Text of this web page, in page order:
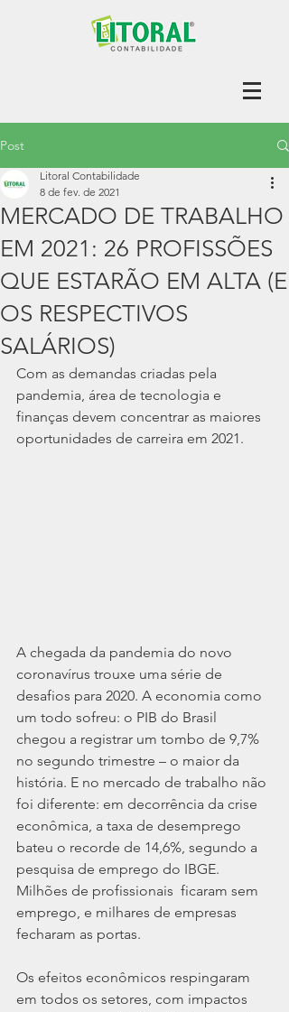
Post
MERCADO DE TRABALHO
EM 2021: 26 PROFISSÕES
QUE ESTARÃO EM ALTA (E
OS RESPECTIVOS
SALÁRIOS)
Litoral Contabilidade
8 de fev. de 2021
Com as demandas criadas pela
pandemia, área de tecnologia e
finanças devem concentrar as maiores
oportunidades de carreira em 2021.
A chegada da pandemia do novo
coronavírus trouxe uma série de
desafios para 2020. A economia como
um todo sofreu: o PIB do Brasil
chegou a registrar um tombo de 9,7%
no segundo trimestre – o maior da
história. E no mercado de trabalho não
foi diferente: em decorrência da crise
econômica, a taxa de desemprego
bateu o recorde de 14,6%, segundo a
pesquisa de emprego do IBGE.
Milhões de profissionais  ficaram sem
emprego, e milhares de empresas
fecharam as portas.
Os efeitos econômicos respingaram
em todos os setores, com impactos